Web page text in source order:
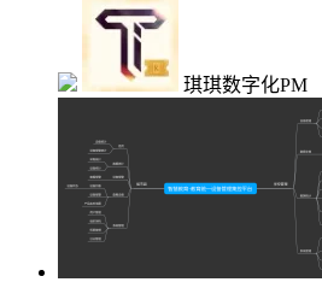
琪琪数字化PM